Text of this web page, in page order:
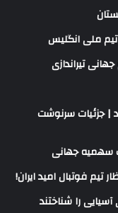
ملی انگلیس
تیراندازی
| جزئیات سرنوشت
سهمیه جهانی
تیم فوتبال امید ایران!
را شناختند